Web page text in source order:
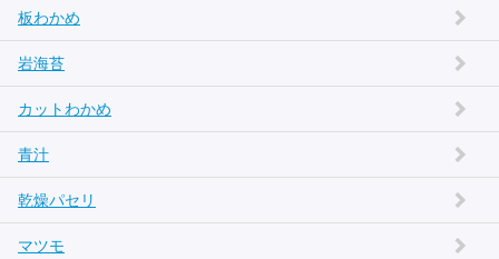
板わかめ
岩海苔
カットわかめ
青汁
乾燥パセリ
マツモ